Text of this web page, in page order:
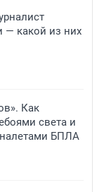
— какой из них
Как
света и
БПЛА